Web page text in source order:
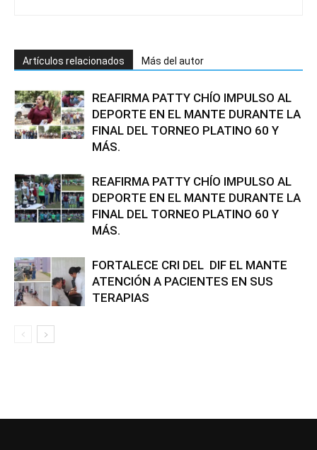
Artículos relacionados Más del autor
REAFIRMA PATTY CHÍO IMPULSO AL
DEPORTE EN EL MANTE DURANTE LA
FINAL DEL TORNEO PLATINO 60 Y
MÁS.
REAFIRMA PATTY CHÍO IMPULSO AL
DEPORTE EN EL MANTE DURANTE LA
FINAL DEL TORNEO PLATINO 60 Y
MÁS.
FORTALECE CRI DEL DIF EL MANTE
ATENCIÓN A PACIENTES EN SUS
TERAPIAS